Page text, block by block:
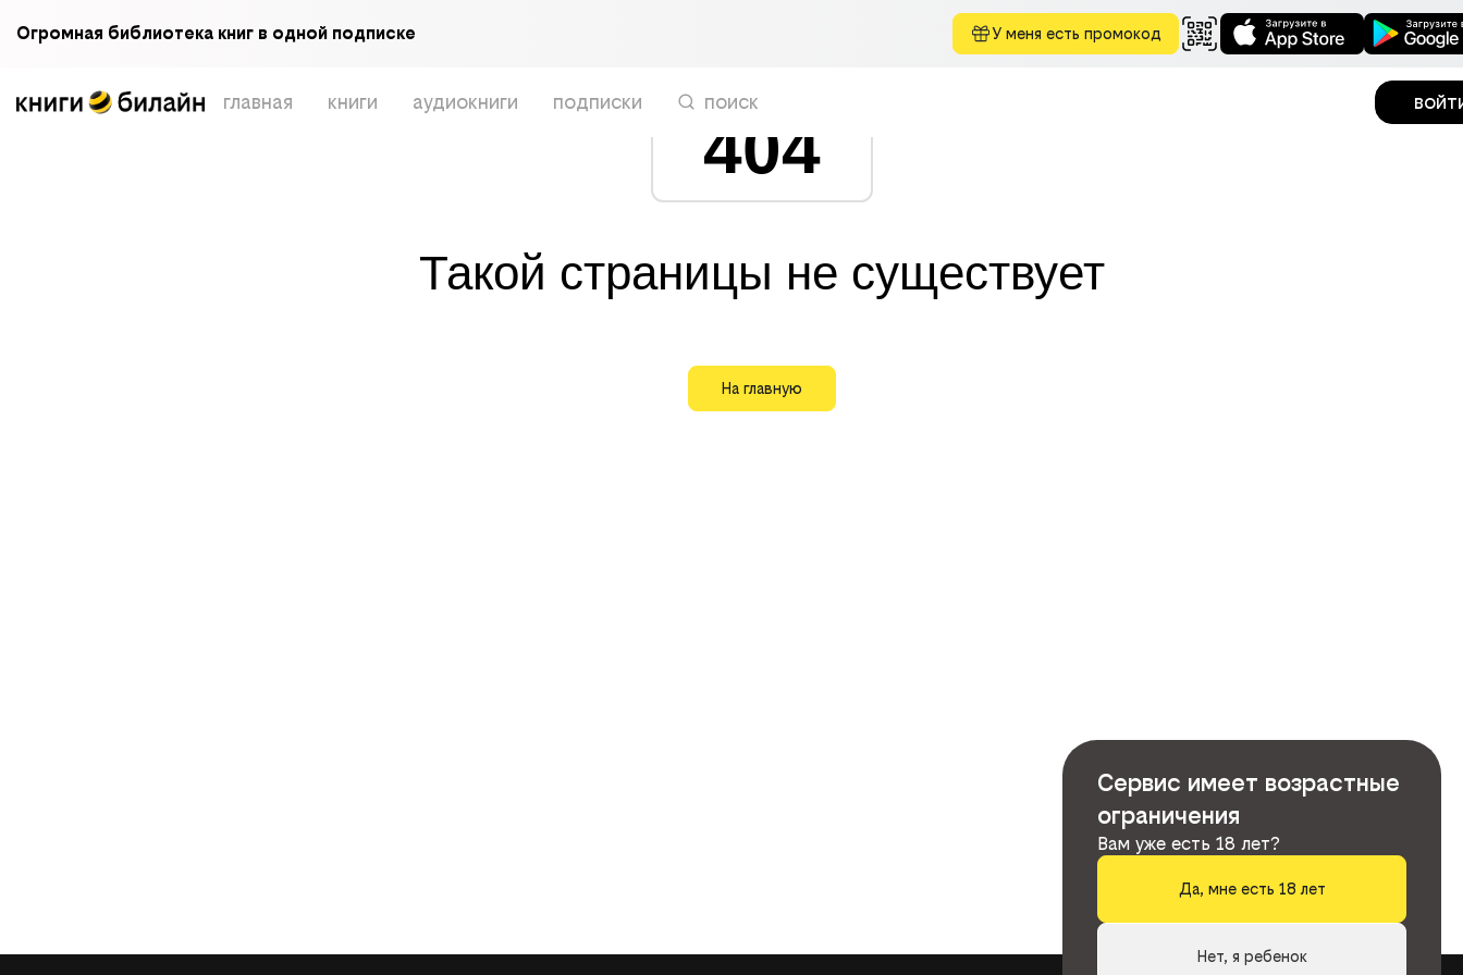
Огромная библиотека книг в одной подписке У меня есть промокод
главная книги аудиокниги подписки поиск
404
Такой страницы не существует
На главную
Сервис имеет возрастные
ограничения
Вам уже есть 18 лет?
Да, мне есть 18 лет
Нет, я ребенок